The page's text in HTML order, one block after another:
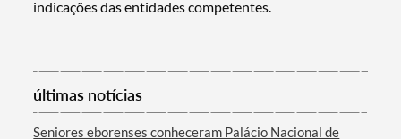
indicações das entidades competentes.
últimas notícias
Seniores eborenses conheceram Palácio Nacional de